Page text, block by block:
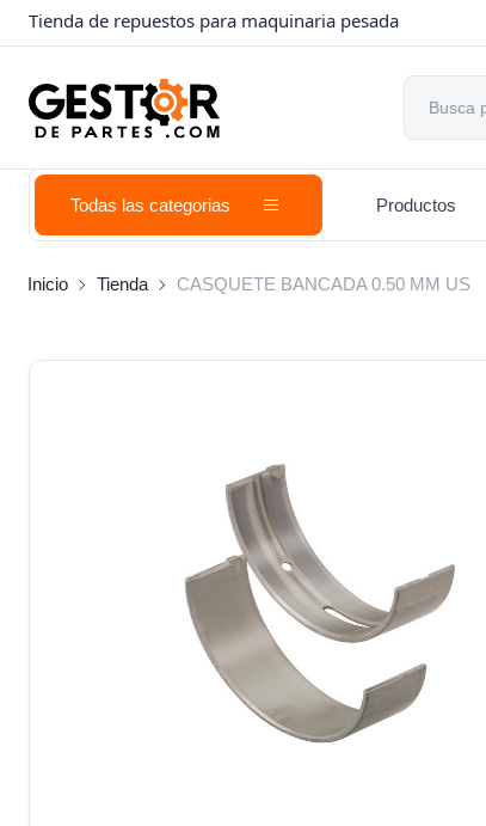
Tienda de repuestos para maquinaria pesada
Todas las categorias Productos
Inicio Tienda CASQUETE BANCADA 0.50 MM US